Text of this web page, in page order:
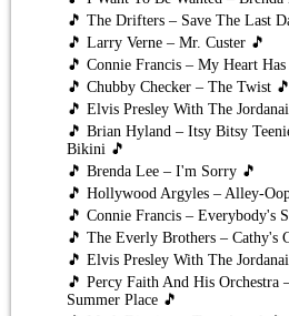
🎵 The Drifters – Save The Last
🎵 Larry Verne – Mr. Custer 🎵
🎵 Connie Francis – My Heart
🎵 Chubby Checker – The Twist 🎵
🎵 Elvis Presley With The
🎵 Brian Hyland – Itsy Bitsy
Bikini 🎵
🎵 Brenda Lee – I'm Sorry 🎵
🎵 Hollywood Argyles – Alley-
🎵 Connie Francis – Everybody's
🎵 The Everly Brothers – Cathy's
🎵 Elvis Presley With The
🎵 Percy Faith And His Orchestra
Summer Place 🎵